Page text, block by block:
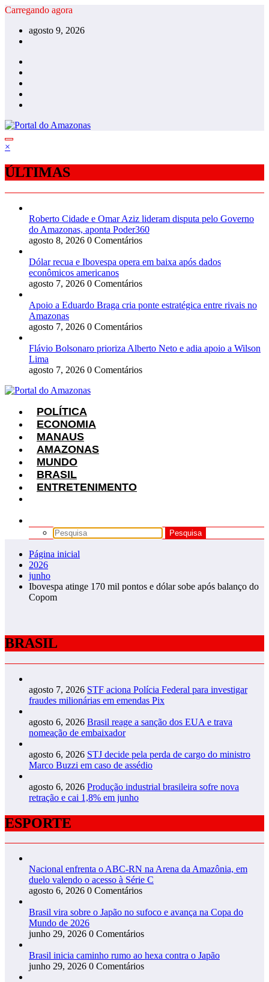
Pular
conteúdo
Carregando agora
agosto 9, 2026
×
ÚLTIMAS
Roberto Cidade e Omar Aziz lideram disputa pelo Governo
do Amazonas, aponta Poder360
agosto 8, 2026 0 Comentários
Dólar recua e Ibovespa opera em baixa após dados
econômicos americanos
agosto 7, 2026 0 Comentários
Apoio a Eduardo Braga cria ponte estratégica entre rivais no
Amazonas
agosto 7, 2026 0 Comentários
Flávio Bolsonaro prioriza Alberto Neto e adia apoio a Wilson
Lima
agosto 7, 2026 0 Comentários
POLÍTICA
ECONOMIA
MANAUS
AMAZONAS
MUNDO
BRASIL
ENTRETENIMENTO
Página inicial
2026
junho
Ibovespa atinge 170 mil pontos e dólar sobe após balanço do
Copom
BRASIL
agosto 7, 2026 STF aciona Polícia Federal para investigar
fraudes milionárias em emendas Pix
agosto 6, 2026 Brasil reage a sanção dos EUA e trava
nomeação de embaixador
agosto 6, 2026 STJ decide pela perda de cargo do ministro
Marco Buzzi em caso de assédio
agosto 6, 2026 Produção industrial brasileira sofre nova
retração e cai 1,8% em junho
ESPORTE
Nacional enfrenta o ABC-RN na Arena da Amazônia, em
duelo valendo o acesso à Série C
agosto 6, 2026 0 Comentários
Brasil vira sobre o Japão no sufoco e avança na Copa do
Mundo de 2026
junho 29, 2026 0 Comentários
Brasil inicia caminho rumo ao hexa contra o Japão
junho 29, 2026 0 Comentários